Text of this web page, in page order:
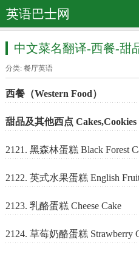
英语巴士网
中文菜名翻译-西餐-甜
分类: 餐厅英语
西餐（Western Food）
甜品及其他西点 Cakes,Cookies
2121. 黑森林蛋糕 Black Forest
2122. 英式水果蛋糕 English
2123. 乳酪蛋糕 Cheese Cake
2124. 草莓奶酪蛋糕 Strawberry